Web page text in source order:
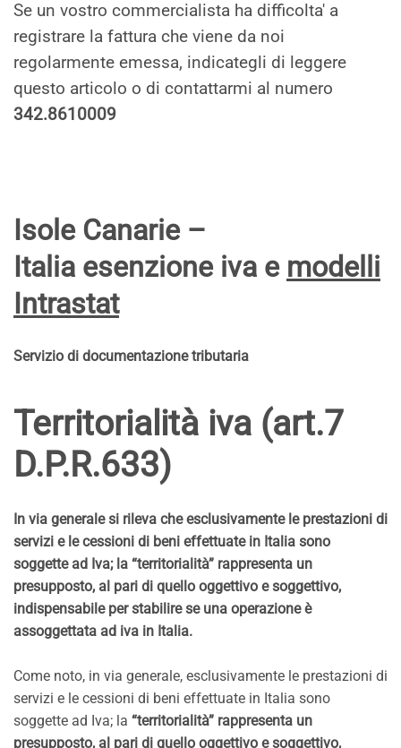
Se un vostro commercialista ha difficolta' a
registrare la fattura che viene da noi
regolarmente emessa, indicategli di leggere
questo articolo o di contattarmi al numero
342.8610009
Isole Canarie –
Italia esenzione iva e modelli
Intrastat
Servizio di documentazione tributaria
Territorialità iva (art.7
D.P.R.633)
In via generale si rileva che esclusivamente le prestazioni di
servizi e le cessioni di beni effettuate in Italia sono
soggette ad Iva; la “territorialità” rappresenta un
presupposto, al pari di quello oggettivo e soggettivo,
indispensabile per stabilire se una operazione è
assoggettata ad iva in Italia.
Come noto, in via generale, esclusivamente le prestazioni di
servizi e le cessioni di beni effettuate in Italia sono
soggette ad Iva; la “territorialità” rappresenta un
presupposto, al pari di quello oggettivo e soggettivo,